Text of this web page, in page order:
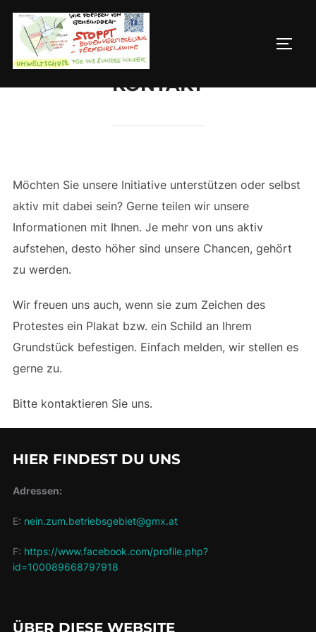
Skip
content
KONTAKT
Möchten Sie unsere Initiative unterstützen oder selbst
aktiv mit dabei sein? Gerne teilen wir unsere
Informationen mit Ihnen. Je mehr von uns aktiv
aufstehen, desto höher sind unsere Chancen, gehört
zu werden.
Wir freuen uns auch, wenn sie zum Zeichen des
Protestes ein Plakat bzw. ein Schild an Ihrem
Grundstück befestigen. Einfach melden, wir stellen es
gerne zu.
Bitte kontaktieren Sie uns.
HIER FINDEST DU UNS
Adressen:
E: nein.zum.betriebsgebiet@gmx.at
F: https://www.facebook.com/profile.php?
id=100089668797918
ÜBER DIESE WEBSITE